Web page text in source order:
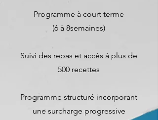
Programme à court terme
(6 à 8semaines)
Suivi des repas et accès à plus de
500 recettes
Programme structuré incorporant
une surcharge progressive